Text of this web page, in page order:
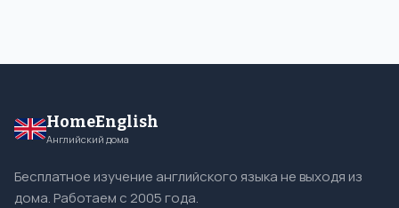
HomeEnglish
Английский дома
Бесплатное изучение английского языка не выходя из
дома. Работаем с 2005 года.